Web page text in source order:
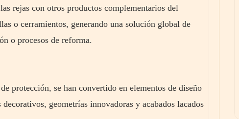
rejas con otros productos complementarios del
o cerramientos, generando una solución global de
o procesos de reforma.
protección, se han convertido en elementos de diseño
geometrías innovadoras y acabados lacados